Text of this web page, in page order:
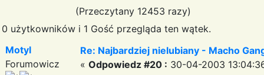
(Przeczytany 12453 razy)
0 użytkowników i 1 Gość przegląda ten wątek.
Motyl
Forumowicz
Re: Najbardziej nielubiany - Macho
« Odpowiedz #20 : 30-04-2003